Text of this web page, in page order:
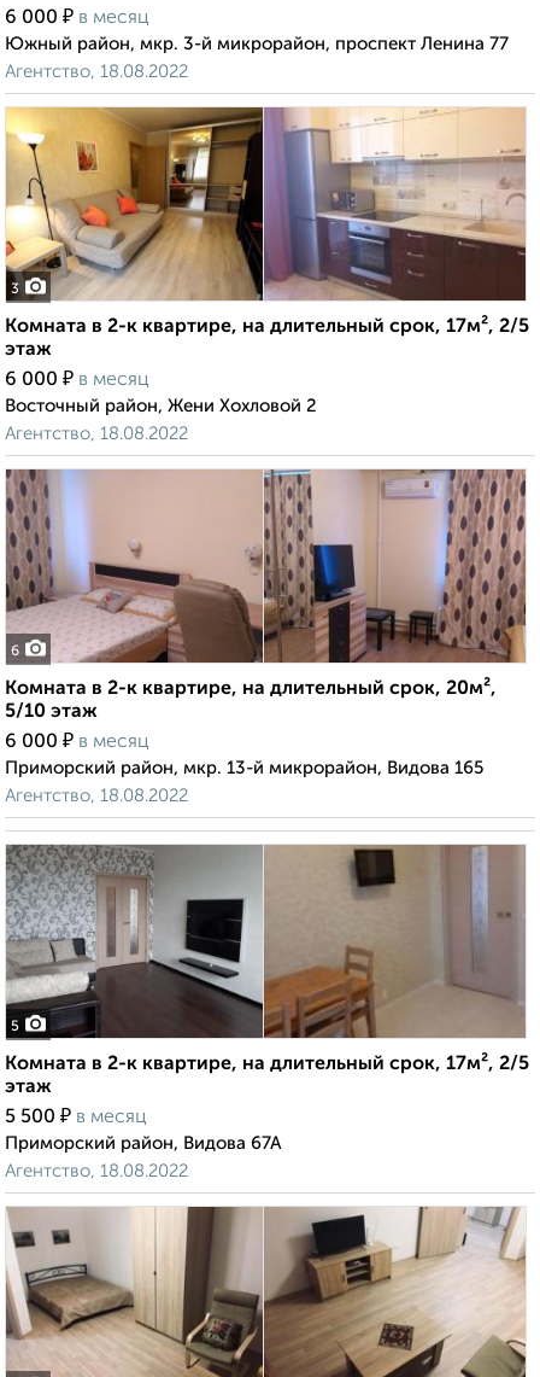
6 000 ₽ в месяц
Южный район, мкр. 3-й микрорайон, проспект Ленина 77
Агентство, 18.08.2022
3
Комната в 2-к квартире, на длительный срок, 17м², 2/5
этаж
6 000 ₽ в месяц
Восточный район, Жени Хохловой 2
Агентство, 18.08.2022
6
Комната в 2-к квартире, на длительный срок, 20м²,
5/10 этаж
6 000 ₽ в месяц
Приморский район, мкр. 13-й микрорайон, Видова 165
Агентство, 18.08.2022
5
Комната в 2-к квартире, на длительный срок, 17м², 2/5
этаж
5 500 ₽ в месяц
Приморский район, Видова 67А
Агентство, 18.08.2022